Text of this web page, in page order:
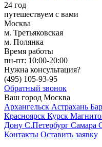
24 год
путешествуем с вами
Москва
м. Третьяковская
м. Полянка
Время работы
пн-пт: 10:00-20:00
Нужна консультация?
(495) 105-93-95
Обратный звонок
Ваш город Москва
Архангельск Астрахань
Красноярск Курск
Дону С.Петербург Самара
Контакты Оставить заявку